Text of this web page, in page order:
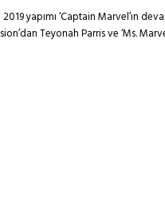
yapımı ‘Captain
Teyonah Parris ve